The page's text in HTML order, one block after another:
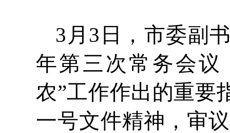
3月3日，市委副
年第三次常务会议
农”工作作出的重要
一号文件精神，审